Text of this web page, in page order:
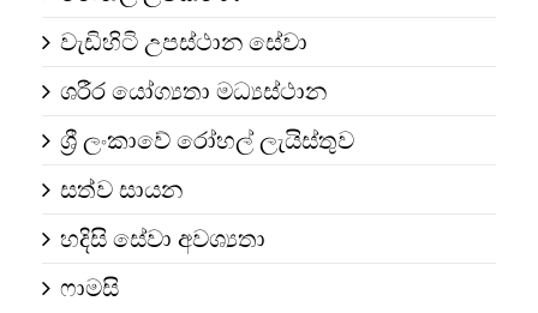
වැඩිහිටි උපස්ථාන සේවා
ශරීර යෝග්‍යතා මධ්‍යස්ථාන
ශ්‍රී ලංකාවේ රෝහල් ලැයිස්තුව
සත්ව සායන
හදිසි සේවා අවශ්‍යතා
ෆාමසි